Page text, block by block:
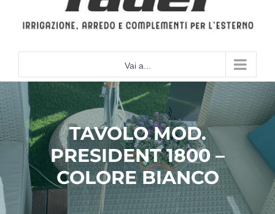
Vai a...
TAVOLO MOD.
PRESIDENT 1800 –
COLORE BIANCO